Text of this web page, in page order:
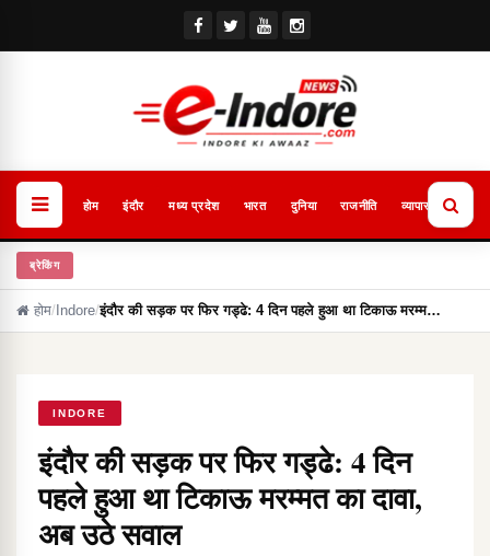
होम इंदौर मध्य प्रदेश भारत दुनिया राजनीति व्यापार खेल
ब्रेकिंग
होम/ Indore/इंदौर की सड़क पर फिर गड्ढे: 4 दिन पहले हुआ था टिकाऊ मरम्म…
INDORE
इंदौर की सड़क पर फिर गड्ढे: 4 दिन
पहले हुआ था टिकाऊ मरम्मत का दावा,
अब उठे सवाल